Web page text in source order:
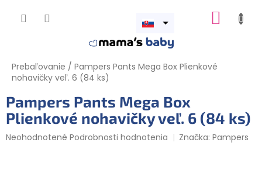
Otvoriť
Prebaľovanie / Pampers Pants Mega Box Plienkové
nohavičky veľ. 6 (84 ks)
Pampers Pants Mega Box
Plienkové nohavičky veľ. 6 (84 ks)
Priemerné
Neohodnotené Podrobnosti hodnotenia Značka:Pampers